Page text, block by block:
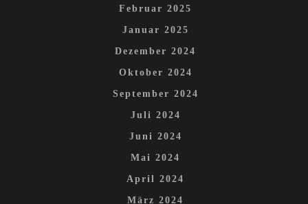
Februar 2025
Januar 2025
Dezember 2024
Oktober 2024
September 2024
Juli 2024
Juni 2024
Mai 2024
April 2024
März 2024